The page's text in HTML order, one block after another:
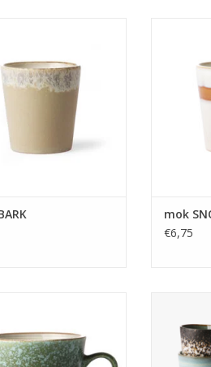
AAN WINKELWAGEN
mok
€6,75
collectie.
AAN WINKELWAGEN